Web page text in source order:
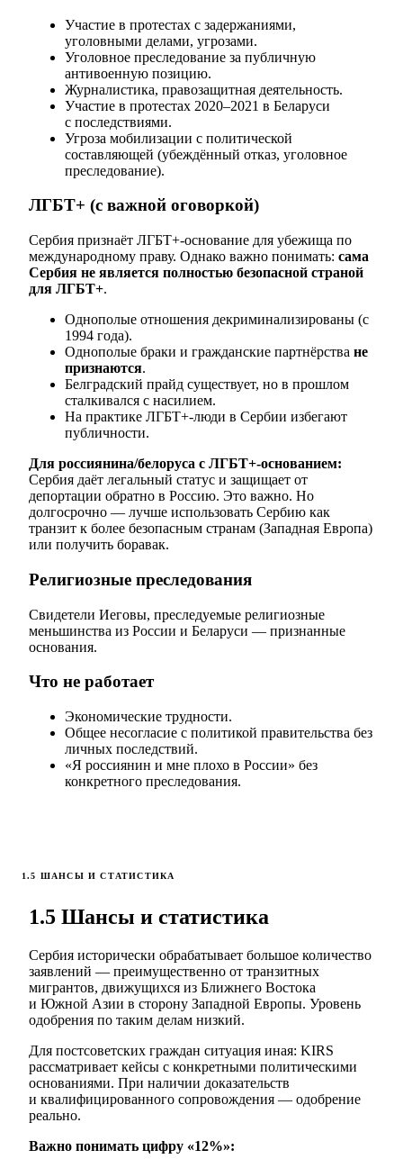
Участие в протестах с задержаниями,
уголовными делами, угрозами.
Уголовное преследование за публичную
антивоенную позицию.
Журналистика, правозащитная деятельность.
Участие в протестах 2020–2021 в Беларуси
с последствиями.
Угроза мобилизации с политической
составляющей (убеждённый отказ, уголовное
преследование).
ЛГБТ+ (с важной оговоркой)
Сербия признаёт ЛГБТ+-основание для убежища по
международному праву. Однако важно понимать: сама
Сербия не является полностью безопасной страной
для ЛГБТ+.
Однополые отношения декриминализированы (с
1994 года).
Однополые браки и гражданские партнёрства не
признаются.
Белградский прайд существует, но в прошлом
сталкивался с насилием.
На практике ЛГБТ+-люди в Сербии избегают
публичности.
Для россиянина/белоруса с ЛГБТ+-основанием:
Сербия даёт легальный статус и защищает от
депортации обратно в Россию. Это важно. Но
долгосрочно — лучше использовать Сербию как
транзит к более безопасным странам (Западная Европа)
или получить боравак.
Религиозные преследования
Свидетели Иеговы, преследуемые религиозные
меньшинства из России и Беларуси — признанные
основания.
Что не работает
Экономические трудности.
Общее несогласие с политикой правительства без
личных последствий.
«Я россиянин и мне плохо в России» без
конкретного преследования.
1.5 ШАНСЫ И СТАТИСТИКА
1.5 Шансы и статистика
Сербия исторически обрабатывает большое количество
заявлений — преимущественно от транзитных
мигрантов, движущихся из Ближнего Востока
и Южной Азии в сторону Западной Европы. Уровень
одобрения по таким делам низкий.
Для постсоветских граждан ситуация иная: KIRS
рассматривает кейсы с конкретными политическими
основаниями. При наличии доказательств
и квалифицированного сопровождения — одобрение
реально.
Важно понимать цифру «12%»: